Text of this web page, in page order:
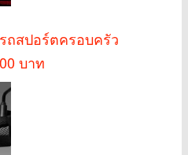
ถสปอร์ตครอบครัว
บาท